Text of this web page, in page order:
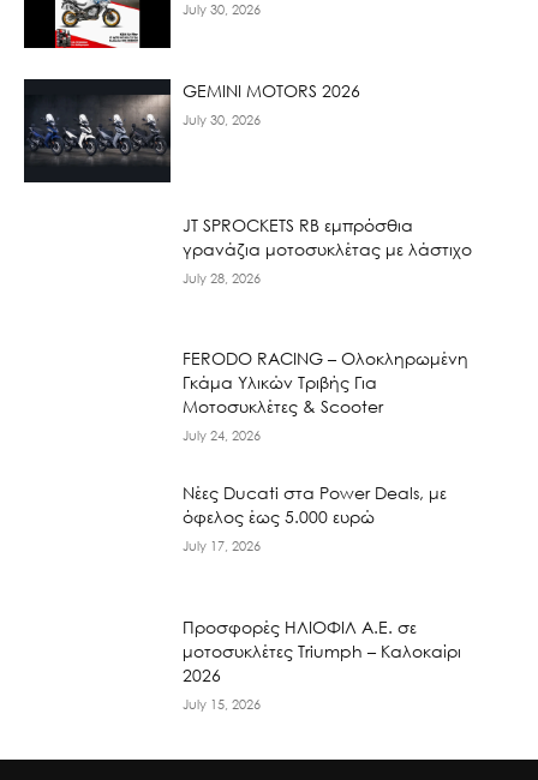
July 30, 2026
GEMINI MOTORS 2026
July 30, 2026
JT SPROCKETS RB εμπρόσθια
γρανάζια μοτοσυκλέτας με λάστιχο
July 28, 2026
FERODO RACING – Ολοκληρωμένη
Γκάμα Υλικών Τριβής Για
Μοτοσυκλέτες & Scooter
July 24, 2026
Νέες Ducati στα Power Deals, με
όφελος έως 5.000 ευρώ
July 17, 2026
Προσφορές ΗΛΙΟΦΙΛ Α.Ε. σε
μοτοσυκλέτες Triumph – Καλοκαίρι
2026
July 15, 2026